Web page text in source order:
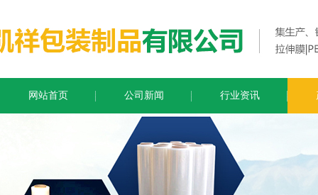
网站首页 公司新闻 行业资讯